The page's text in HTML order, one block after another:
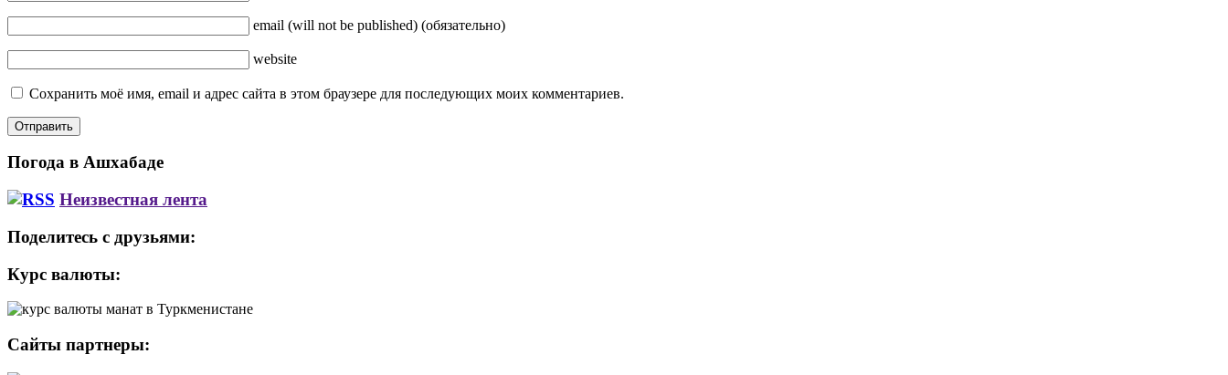
email (will not be published) (обязательно)
website
Сохранить моё имя, email и адрес сайта в этом браузере для последующих моих комментариев.
Погода в Ашхабаде
Неизвестная лента
Поделитесь с друзьями:
Курс валюты:
Сайты партнеры: